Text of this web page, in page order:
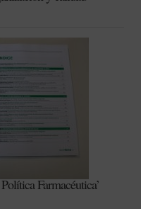
Farmacéutica’